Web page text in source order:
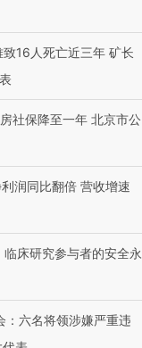
16人死亡近三年 矿长
社保降至一年 北京市公
润同比翻倍 营收增速
临床研究参与者的安全永
：六名将领涉嫌严重违